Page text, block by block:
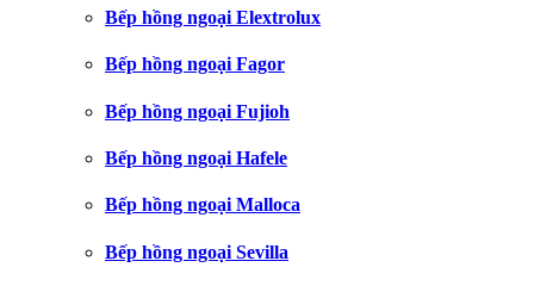
Bếp hồng ngoại Elextrolux
Bếp hồng ngoại Fagor
Bếp hồng ngoại Fujioh
Bếp hồng ngoại Hafele
Bếp hồng ngoại Malloca
Bếp hồng ngoại Sevilla